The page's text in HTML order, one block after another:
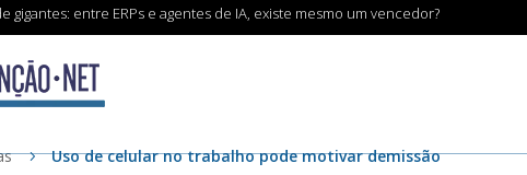
gigantes: entre ERPs e agentes de IA, existe mesmo um vencedor?
Uso de celular no trabalho pode motivar demissão